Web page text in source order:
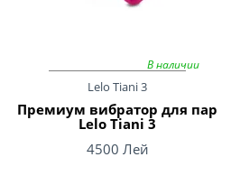
В наличии
Lelo Tiani 3
Премиум вибратор для пар
Lelo Tiani 3
4500 Лей